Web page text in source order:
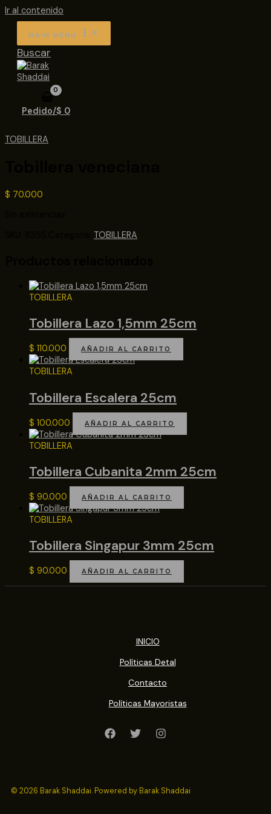
Ir al contenido
MAIN MENU
Buscar
Pedido/$ 0
TOBILLERA
$ 70.000
TOBILLERA
TOBILLERA
Tobillera Lazo 1,5mm 25cm
$ 110.000 AÑADIR AL CARRITO
TOBILLERA
Tobillera Escalera 25cm
$ 100.000 AÑADIR AL CARRITO
TOBILLERA
Tobillera Cubanita 2mm 25cm
$ 90.000 AÑADIR AL CARRITO
TOBILLERA
Tobillera Singapur 3mm 25cm
$ 90.000 AÑADIR AL CARRITO
INICIO
Políticas Detal
Contacto
Políticas Mayoristas
© 2026 Barak Shaddai. Powered by Barak Shaddai